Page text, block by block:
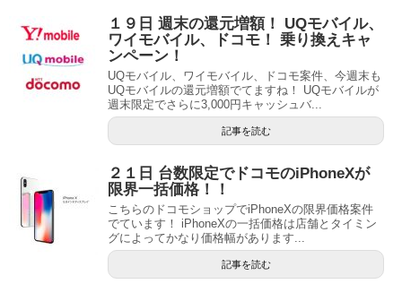
１９日 週末の還元増額！ UQモバイル、
ワイモバイル、ドコモ！ 乗り換えキャ
ンペーン！
UQモバイル、ワイモバイル、ドコモ案件、今週末も
UQモバイルの還元増額でてますね！ UQモバイルが
週末限定でさらに3,000円キャッシュバ...
記事を読む
２１日 台数限定でドコモのiPhoneXが
限界一括価格！！
こちらのドコモショップでiPhoneXの限界価格案件
でています！ iPhoneXの一括価格は店舗とタイミン
グによってかなり価格幅があります...
記事を読む